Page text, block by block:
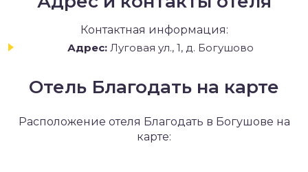
Контактная информация:
Адрес: Луговая ул., 1, д. Богушово
Отель Благодать на карте
Расположение отеля Благодать в Богушове на
карте: